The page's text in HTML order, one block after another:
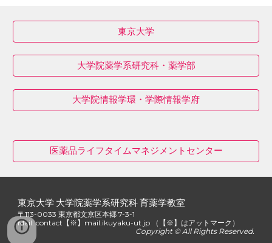
東京大学
大学院薬学系研究科・薬学部
大学院情報学環・学際情報学府
医薬品ライフタイムマネジメントセンター
東京大学 大学院薬学系研究科 育薬学教室
〒113-0033 東京都文京区本郷 7-3-1
Mail: contact【※】mail.ikuyaku-ut.jp （
【※】はアットマーク）
Copyright © All Rights Reserved.